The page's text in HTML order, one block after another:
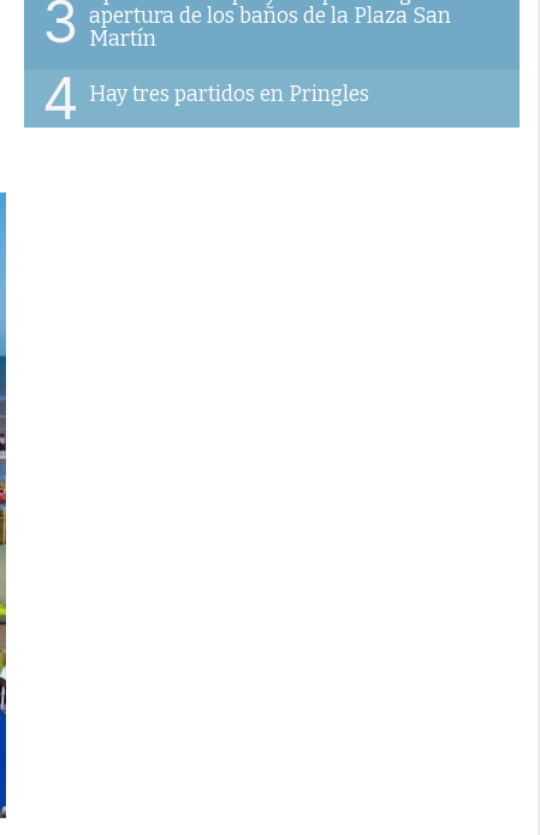
3 apertura de los baños de la Plaza San
Martín
4 Hay tres partidos en Pringles